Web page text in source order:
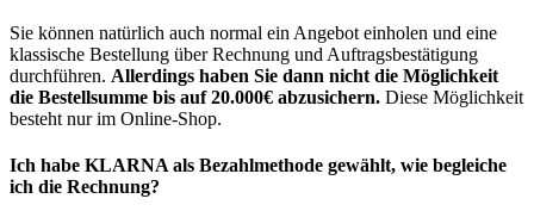
Sie können natürlich auch normal ein Angebot einholen und eine
klassische Bestellung über Rechnung und Auftragsbestätigung
durchführen. Allerdings haben Sie dann nicht die Möglichkeit
die Bestellsumme bis auf 20.000€ abzusichern. Diese Möglichkeit
besteht nur im Online-Shop.
Ich habe KLARNA als Bezahlmethode gewählt, wie begleiche
ich die Rechnung?